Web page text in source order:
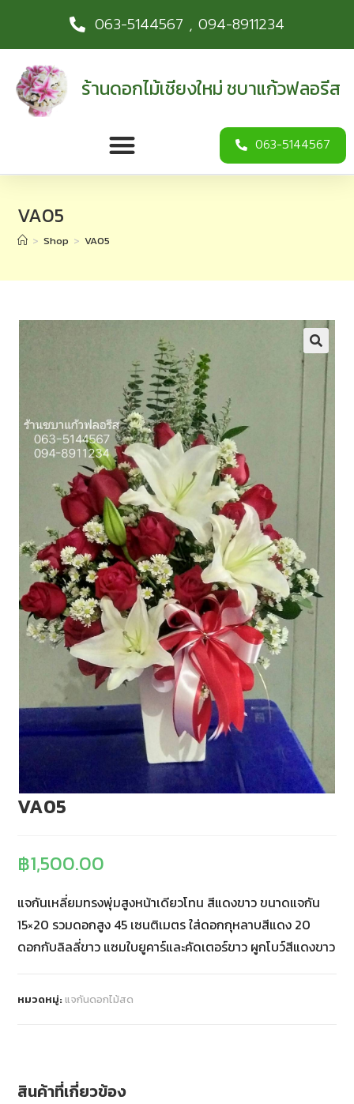
063-5144567 , 094-8911234
ร้านดอกไม้เชียงใหม่ ชบาแก้วฟลอรีส
063-5144567
VA05
> Shop > VA05
VA05
฿1,500.00
แจกันเหลี่ยมทรงพุ่มสูงหน้าเดียวโทน สีแดงขาว ขนาดแจกัน
15×20 รวมดอกสูง 45 เซนติเมตร ใส่ดอกกุหลาบสีแดง 20
ดอกกับลิลลี่ขาว แซมใบยูคาร์และคัดเตอร์ขาว ผูกโบว์สีแดงขาว
หมวดหมู่:แจกันดอกไม้สด
สินค้าที่เกี่ยวข้อง